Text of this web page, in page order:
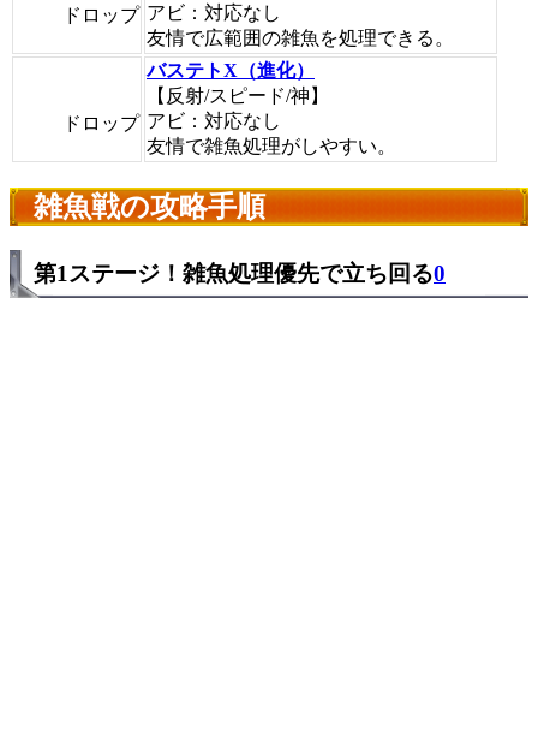
ドロップ アビ：対応なし
友情で広範囲の雑魚を処理できる。
ドロップ
バステトX（進化）
【反射/スピード/神】
アビ：対応なし
友情で雑魚処理がしやすい。
雑魚戦の攻略手順
第1ステージ！雑魚処理優先で立ち回る0